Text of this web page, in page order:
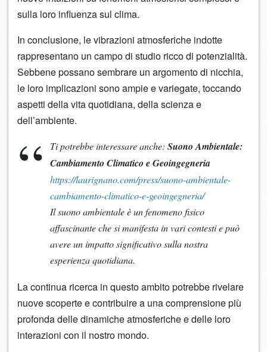
sulla loro influenza sul clima.
In conclusione, le vibrazioni atmosferiche indotte
rappresentano un campo di studio ricco di potenzialità.
Sebbene possano sembrare un argomento di nicchia,
le loro implicazioni sono ampie e variegate, toccando
aspetti della vita quotidiana, della scienza e
dell’ambiente.
Ti potrebbe interessare anche: Suono Ambientale:
Cambiamento Climatico e Geoingegneria
https://laurignano.com/press/suono-ambientale-
cambiamento-climatico-e-geoingegneria/
Il suono ambientale è un fenomeno fisico
affascinante che si manifesta in vari contesti e può
avere un impatto significativo sulla nostra
esperienza quotidiana.
La continua ricerca in questo ambito potrebbe rivelare
nuove scoperte e contribuire a una comprensione più
profonda delle dinamiche atmosferiche e delle loro
interazioni con il nostro mondo.